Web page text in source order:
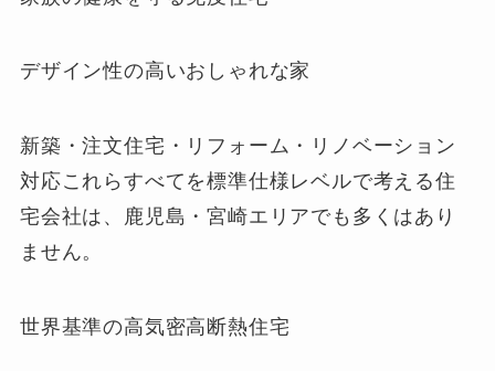
デザイン性の高いおしゃれな家
新築・注文住宅・リフォーム・リノベーション
対応これらすべてを標準仕様レベルで考える住
宅会社は、鹿児島・宮崎エリアでも多くはあり
ません。
世界基準の高気密高断熱住宅